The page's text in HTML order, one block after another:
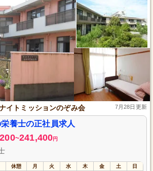
イトミッションのぞみ会 7月28日更新
養士の正社員求人
~241,400円
休憩 月 火 水 木 金 土 日